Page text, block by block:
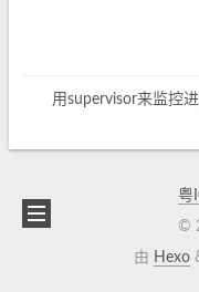
用supervisor来监控
粤
©
由 Hexo